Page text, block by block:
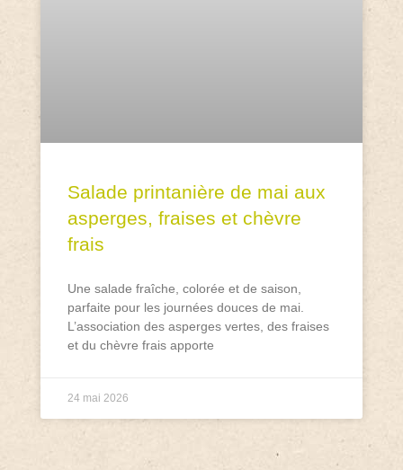
Salade printanière de mai aux
asperges, fraises et chèvre
frais
Une salade fraîche, colorée et de saison,
parfaite pour les journées douces de mai.
L’association des asperges vertes, des fraises
et du chèvre frais apporte
24 mai 2026